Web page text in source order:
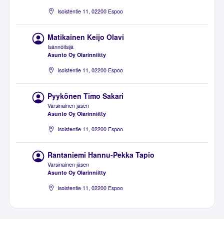
Isoistentie 11, 02200 Espoo
Matikainen Keijo Olavi
Isännöitsijä
Asunto Oy Olarinniitty
Isoistentie 11, 02200 Espoo
Pyykönen Timo Sakari
Varsinainen jäsen
Asunto Oy Olarinniitty
Isoistentie 11, 02200 Espoo
Rantaniemi Hannu-Pekka Tapio
Varsinainen jäsen
Asunto Oy Olarinniitty
Isoistentie 11, 02200 Espoo